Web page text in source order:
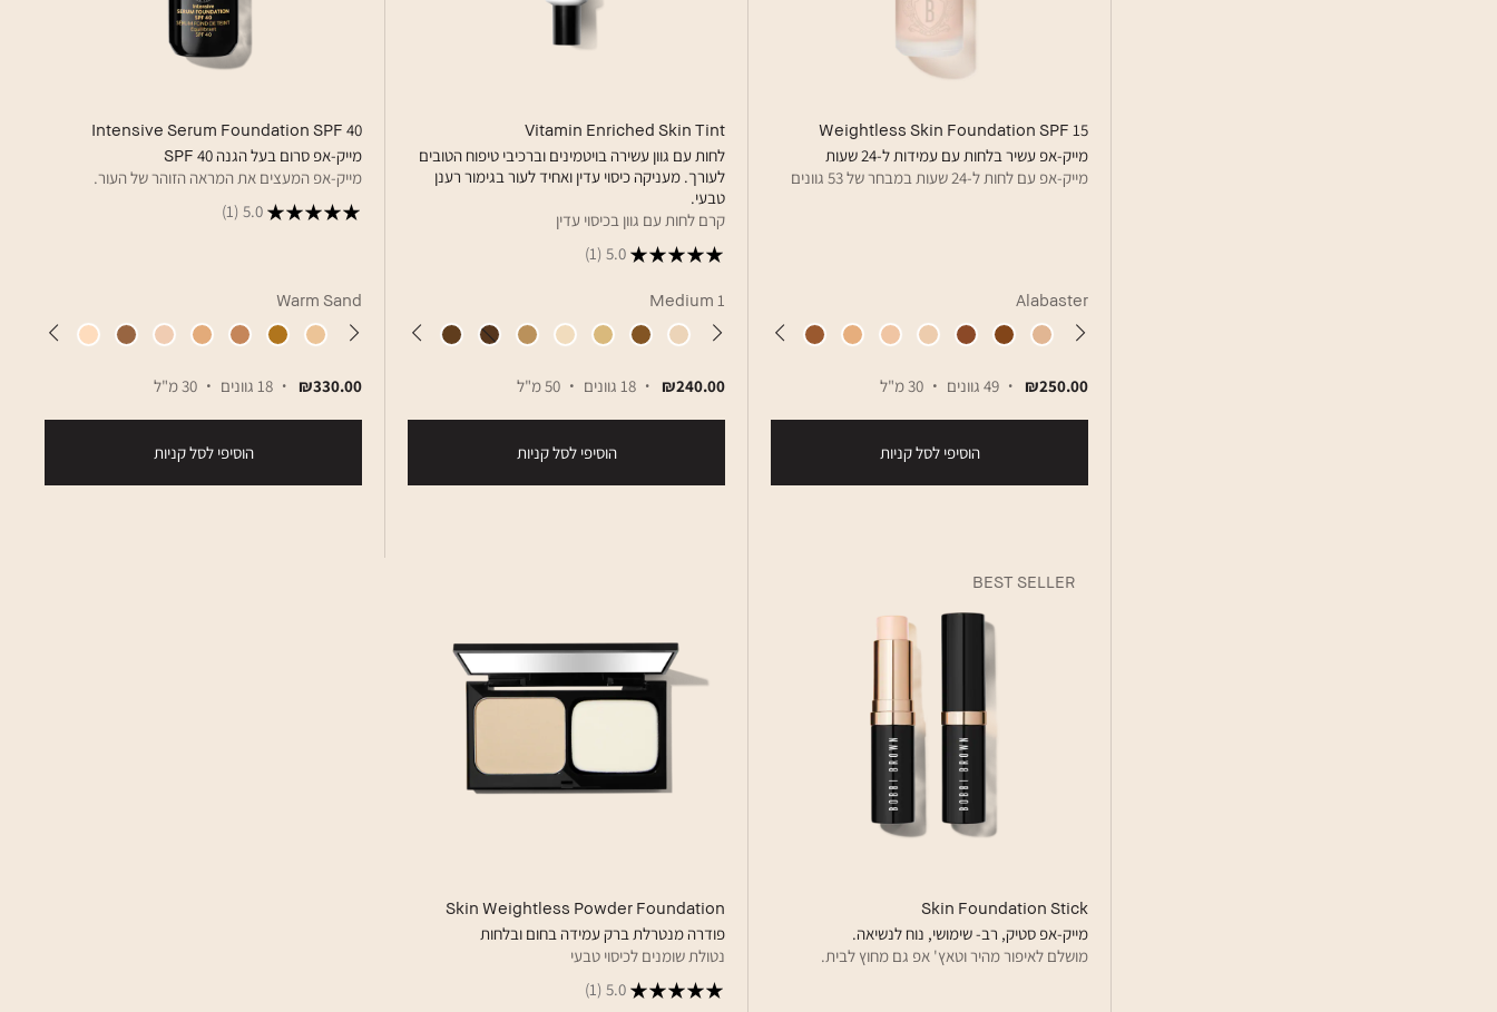
Weightless Skin Foundation SPF 15
מייק-אפ עשיר בלחות עם עמידות ל-24 שעות
מייק-אפ עם לחות ל-24 שעות במבחר של 53 גוונים
Alabaster
₪250.00 49 גוונים 30 מ"ל
הוסיפי לסל קניות
Vitamin Enriched Skin Tint
לחות עם גוון עשירה בויטמינים וברכיבי טיפוח הטובים
לעורך. מעניקה כיסוי עדין ואחיד לעור בגימור רענן
טבעי.
קרם לחות עם גוון בכיסוי עדין
5.0
(1)
Medium 1
₪240.00 18 גוונים 50 מ"ל
הוסיפי לסל קניות
Intensive Serum Foundation SPF 40
מייק-אפ סרום בעל הגנה 40 SPF
מייק-אפ המעצים את המראה הזוהר של העור.
5.0
(1)
Warm Sand
₪330.00 18 גוונים 30 מ"ל
הוסיפי לסל קניות
BEST SELLER
Skin Foundation Stick
מייק-אפ סטיק, רב- שימושי, נוח לנשיאה.
מושלם לאיפור מהיר וטאץ' אפ גם מחוץ לבית.
Skin Weightless Powder Foundation
פודרה מנטרלת ברק עמידה בחום ובלחות
נטולת שומנים לכיסוי טבעי
5.0
(1)